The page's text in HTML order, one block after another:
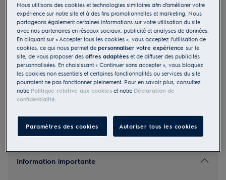
ZE188
Accessoires Support au sol pour
aspirateur sans fil 600
0 (0)
39.00 CHF
PVR incl. IVA en CHF (excl. CAR)
Information importante
Nous utilisons des cookies et technologies similaires afin d’améliorer votre
expérience sur notre site et à des fins promotionnelles et marketing. Nous
partageons également certaines informations sur votre utilisation du site
avec nos partenaires en réseaux sociaux, publicité et analyses de données.
En cliquant sur « Accepter tous les cookies », vous acceptez l’utilisation de
cookies, ce qui nous permet depersonnaliser votre expériencesur le
site, de vous proposer desoffres adaptées et de diffuser des publicités
personnalisées. En choisissant « Continuer sans accepter », vous bloquez
les cookies non essentiels et certaines fonctionnalités ou services du site
pourraient ne pas fonctionner pleinement. Pour en savoir plus, consultez
notre Politique relative aux cookies et notre Déclaration de
confidentialité.
Paramètres des cookies Autoriser tous les cookies